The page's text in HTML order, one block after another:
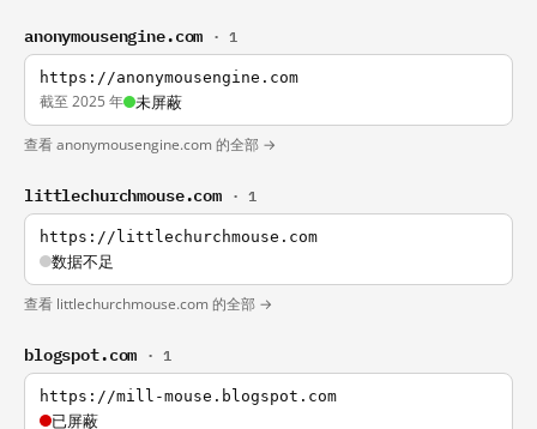
anonymousengine.com · 1
https://anonymousengine.com
截至 2025 年 未屏蔽
查看 anonymousengine.com 的全部 →
littlechurchmouse.com · 1
https://littlechurchmouse.com
数据不足
查看 littlechurchmouse.com 的全部 →
blogspot.com · 1
https://mill-mouse.blogspot.com
已屏蔽